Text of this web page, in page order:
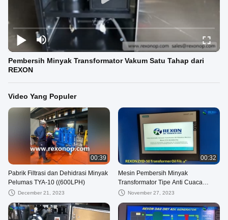
Pembersih Minyak Transformator Vakum Satu Tahap dari
REXON
Video Yang Populer
00:39
Pabrik Filtrasi dan Dehidrasi Minyak
Pelumas TYA-10 ((600LPH)
December 21, 2023
00:32
Mesin Pembersih Minyak
Transformator Tipe Anti Cuaca
Tepak ZYD-100 ((6000L/H)
November 27, 2023